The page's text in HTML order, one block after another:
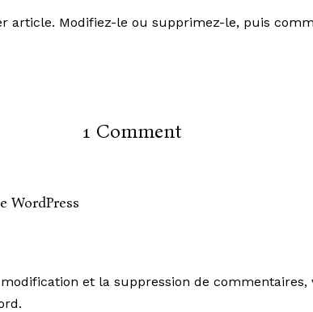
article. Modifiez-le ou supprimez-le, puis
1 Comment
WordPress
et la suppression de commentaires,